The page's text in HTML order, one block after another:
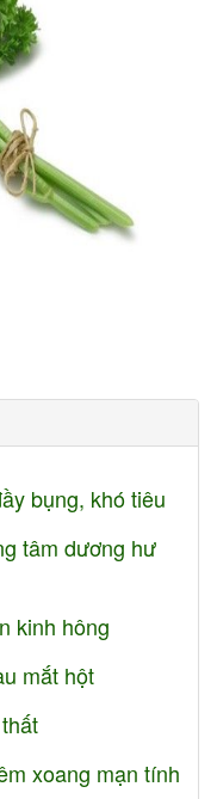
bụng, khó tiêu
tâm dương hư
kinh hông
mắt hột
xoang mạn tính